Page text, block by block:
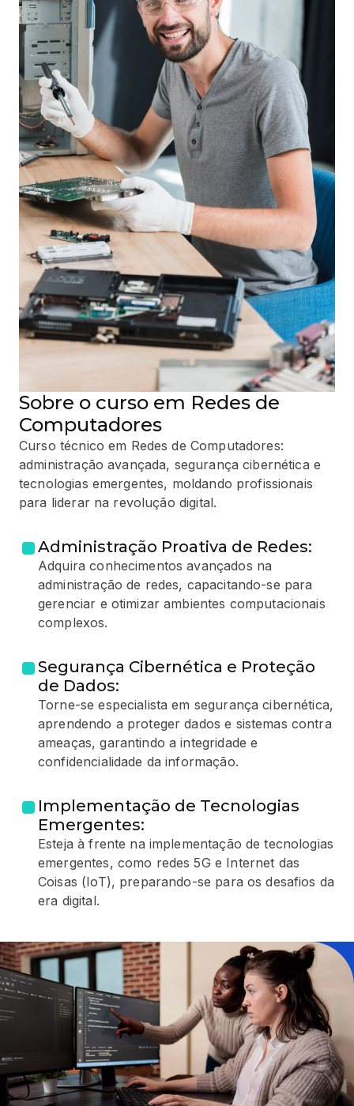
Sobre o curso em Redes de
Computadores
Curso técnico em Redes de Computadores:
administração avançada, segurança cibernética e
tecnologias emergentes, moldando profissionais
para liderar na revolução digital.
Administração Proativa de Redes:
Adquira conhecimentos avançados na
administração de redes, capacitando-se para
gerenciar e otimizar ambientes computacionais
complexos.
Segurança Cibernética e Proteção
de Dados:
Torne-se especialista em segurança cibernética,
aprendendo a proteger dados e sistemas contra
ameaças, garantindo a integridade e
confidencialidade da informação.
Implementação de Tecnologias
Emergentes:
Esteja à frente na implementação de tecnologias
emergentes, como redes 5G e Internet das
Coisas (IoT), preparando-se para os desafios da
era digital.